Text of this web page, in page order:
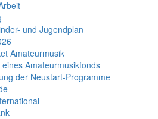
und Jugendplan
Amateurmusik
eines Amateurmusikfonds
der Neustart-Programme